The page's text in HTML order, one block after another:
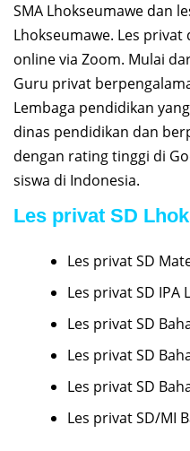
SMA Lhokseumawe dan
Lhokseumawe. Les
online via Zoom. Mulai
Guru privat
Lembaga pendidikan
dinas pendidikan dan
dengan rating tinggi di
siswa di Indonesia.
Les privat SD
Les privat SD
Les privat SD IPA
Les privat SD
Les privat SD
Les privat SD
Les privat SD/MI